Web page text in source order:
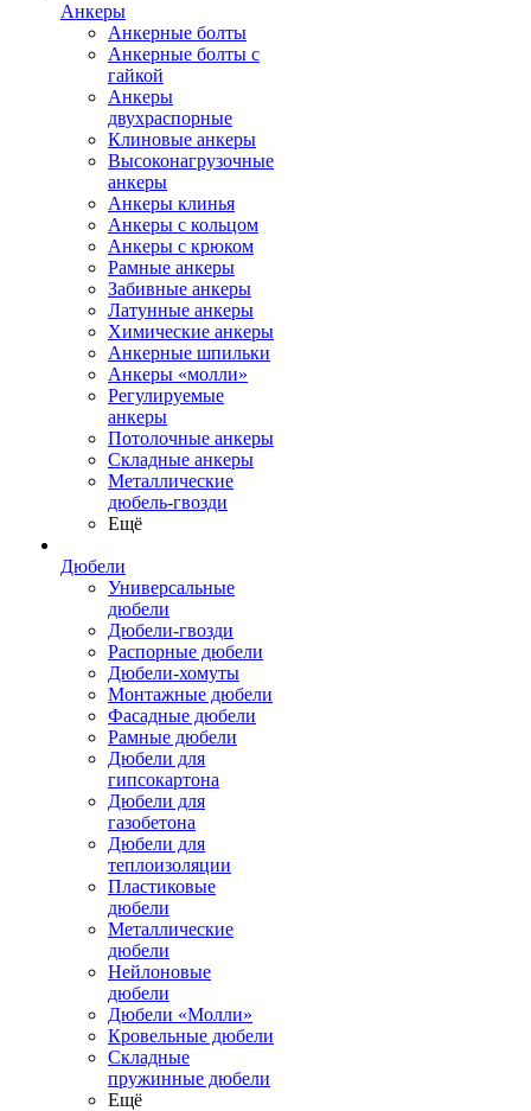
Анкеры
Анкерные болты
Анкерные болты с
гайкой
Анкеры
двухраспорные
Клиновые анкеры
Высоконагрузочные
анкеры
Анкеры клинья
Анкеры с кольцом
Анкеры с крюком
Рамные анкеры
Забивные анкеры
Латунные анкеры
Химические анкеры
Анкерные шпильки
Анкеры «молли»
Регулируемые
анкеры
Потолочные анкеры
Складные анкеры
Металлические
дюбель-гвозди
Ещё
Дюбели
Универсальные
дюбели
Дюбели-гвозди
Распорные дюбели
Дюбели-хомуты
Монтажные дюбели
Фасадные дюбели
Рамные дюбели
Дюбели для
гипсокартона
Дюбели для
газобетона
Дюбели для
теплоизоляции
Пластиковые
дюбели
Металлические
дюбели
Нейлоновые
дюбели
Дюбели «Молли»
Кровельные дюбели
Складные
пружинные дюбели
Ещё